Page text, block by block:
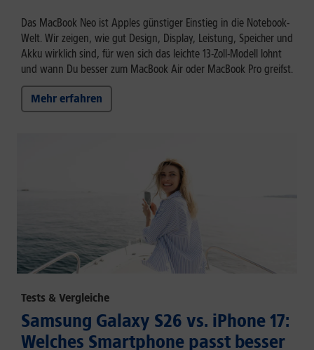
Das MacBook Neo ist Apples günstiger Einstieg in die Notebook-
Welt. Wir zeigen, wie gut Design, Display, Leistung, Speicher und
Akku wirklich sind, für wen sich das leichte 13-Zoll-Modell lohnt
und wann Du besser zum MacBook Air oder MacBook Pro greifst.
Mehr erfahren
Tests & Vergleiche
Samsung Galaxy S26 vs. iPhone 17:
Welches Smartphone passt besser